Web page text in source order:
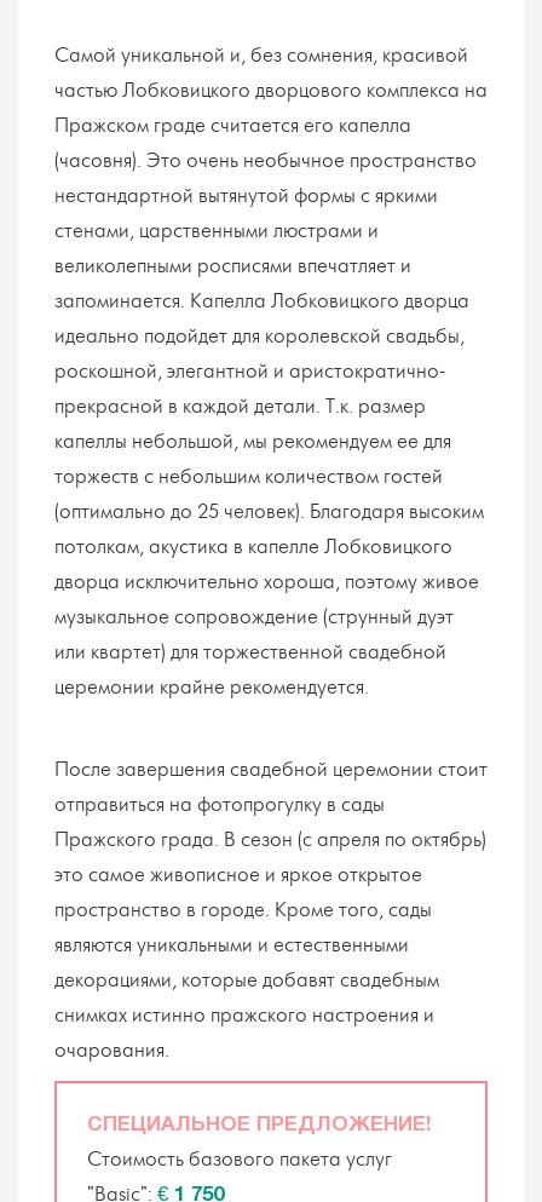
Самой уникальной и, без сомнения, красивой
частью Лобковицкого дворцового комплекса на
Пражском граде считается его капелла
(часовня). Это очень необычное пространство
нестандартной вытянутой формы с яркими
стенами, царственными люстрами и
великолепными росписями впечатляет и
запоминается. Капелла Лобковицкого дворца
идеально подойдет для королевской свадьбы,
роскошной, элегантной и аристократично-
прекрасной в каждой детали. Т.к. размер
капеллы небольшой, мы рекомендуем ее для
торжеств с небольшим количеством гостей
(оптимально до 25 человек). Благодаря высоким
потолкам, акустика в капелле Лобковицкого
дворца исключительно хороша, поэтому живое
музыкальное сопровождение (струнный дуэт
или квартет) для торжественной свадебной
церемонии крайне рекомендуется.
После завершения свадебной церемонии стоит
отправиться на фотопрогулку в сады
Пражского града. В сезон (с апреля по октябрь)
это самое живописное и яркое открытое
пространство в городе. Кроме того, сады
являются уникальными и естественными
декорациями, которые добавят свадебным
снимках истинно пражского настроения и
очарования.
СПЕЦИАЛЬНОЕ ПРЕДЛОЖЕНИЕ!
Стоимость базового пакета услуг
"Basic": € 1 750